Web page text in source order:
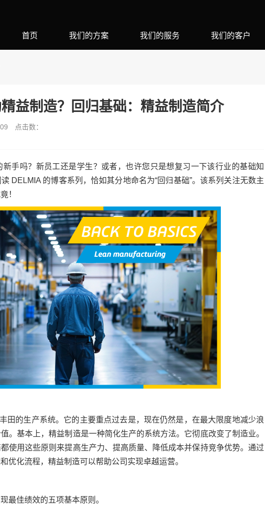
首页 我们的方案 我们的服务 我们的客户
益制造？回归基础：精益制造简介
点击数：
手吗？新员工还是学生？或者，也许您只是想复习一下该行业的基础知
DELMIA 的博客系列，恰如其分地命名为“回归基础”。该系列关注无数主
！
田的生产系统。它的主要重点过去是，现在仍然是，在最大限度地减少浪
。基本上，精益制造是一种简化生产的系统方法。它彻底改变了制造业。
使用这些原则来提高生产力、提高质量、降低成本并保持竞争优势。通过
优化流程，精益制造可以帮助公司实现卓越运营。
最佳绩效的五项基本原则。